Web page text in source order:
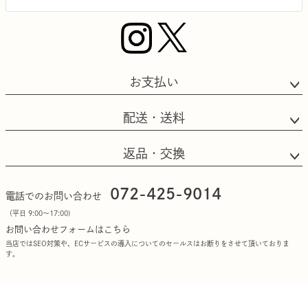
お支払い
配送・送料
返品・交換
電話でのお問い合わせ 072-425-9014
（平日 9:00〜17:00)
お問い合わせフォームはこちら
当店ではSEO対策や、ECサービスの導入についてのセールスはお断りをさせて頂いておりま
す。